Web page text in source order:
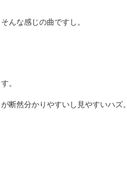
んな感じの曲ですし。
。
断然分かりやすいし見やすいハズ。